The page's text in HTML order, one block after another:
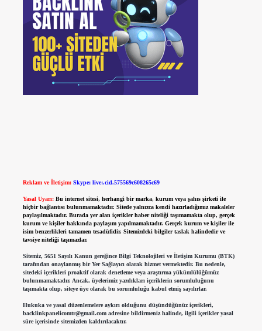
Reklam ve İletişim: Skype: live:.cid.575569c608265c69
Yasal Uyarı: Bu internet sitesi, herhangi bir marka, kurum veya şahıs şirketi ile
hiçbir bağlantısı bulunmamaktadır. Sitede yalnızca kendi hazırladığımız makaleler
paylaşılmaktadır. Burada yer alan içerikler haber niteliği taşımamakta olup, gerçek
kurum ve kişiler hakkında paylaşım yapılmamaktadır. Gerçek kurum ve kişiler ile
isim benzerlikleri tamamen tesadüfidir. Sitemizdeki bilgiler taslak halindedir ve
tavsiye niteliği taşımazlar.
Sitemiz, 5651 Sayılı Kanun gereğince Bilgi Teknolojileri ve İletişim Kurumu (BTK)
tarafından onaylanmış bir Yer Sağlayıcı olarak hizmet vermektedir. Bu nedenle,
sitedeki içerikleri proaktif olarak denetleme veya araştırma yükümlülüğümüz
bulunmamaktadır. Ancak, üyelerimiz yazdıkları içeriklerin sorumluluğunu
taşımakta olup, siteye üye olarak bu sorumluluğu kabul etmiş sayılırlar.
Hukuka ve yasal düzenlemelere aykırı olduğunu düşündüğünüz içerikleri,
backlinkpanelicomtr@gmail.comadresine bildirmeniz halinde, ilgili içerikler yasal
süre içerisinde sitemizden kaldırılacaktır.